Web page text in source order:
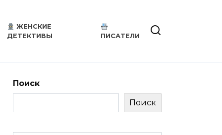
ЖЕНСКИЕ
ДЕТЕКТИВЫ
ПИСАТЕЛИ
Поиск
Поиск